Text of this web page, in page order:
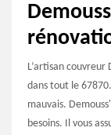
L’artisan
dans tout le
mauvais.
besoins. Il vous